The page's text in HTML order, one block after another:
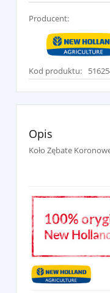
Producent:
Kod produktu:
Opis
Koło Zębate